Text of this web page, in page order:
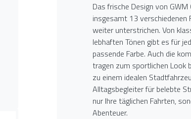
Das frische Design von
insgesamt 13 verschiedenen
weiter unterstrichen. Von
lebhaften Tönen gibt es für
passende Farbe. Auch die
tragen zum sportlichen Look
zu einem idealen
Alltagsbegleiter für belebte
nur Ihre täglichen Fahrten,
Abenteuer.